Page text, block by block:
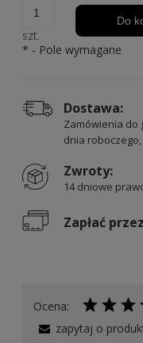
szt.
Do
* - Pole wymagane
Dostawa:
Zamówienia do
dnia
Zwroty:
14 dniowe
Zapłać
Ocena:
zapytaj o